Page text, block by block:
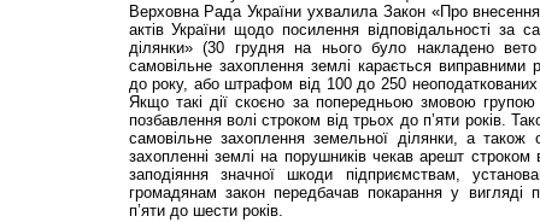
Верховна Рада України ухвалила Закон «Про
актів України щодо посилення відповідальності за
ділянки» (30 грудня на нього було накладено
самовільне захоплення землі карається виправними
до року, або штрафом від 100 до 250 неоподаткованих
Якщо такі дії скоєно за попередньою змовою
позбавлення волі строком від трьох до п’яти років.
самовільне захоплення земельної ділянки, а також
захопленні землі на порушників чекав арешт строком
заподіяння значної шкоди підприємствам,
громадянам закон передбачав покарання у вигляді
п’яти до шести років.